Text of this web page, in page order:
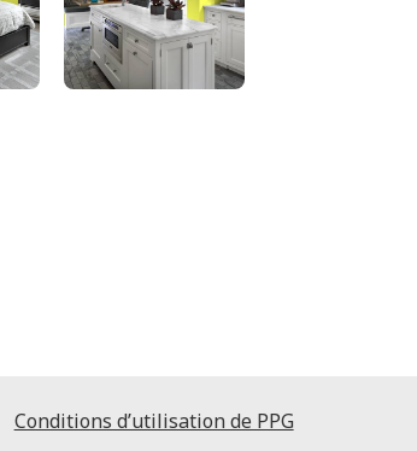
Conditions d’utilisation de PPG